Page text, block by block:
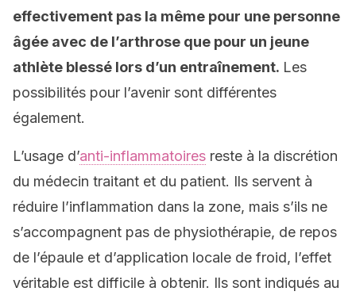
effectivement pas la même pour une personne
âgée avec de l’arthrose que pour un jeune
athlète blessé lors d’un entraînement. Les
possibilités pour l’avenir sont différentes
également.
L’usage d’anti-inflammatoires reste à la discrétion
du médecin traitant et du patient. Ils servent à
réduire l’inflammation dans la zone, mais s’ils ne
s’accompagnent pas de physiothérapie, de repos
de l’épaule et d’application locale de froid, l’effet
véritable est difficile à obtenir. Ils sont indiqués au